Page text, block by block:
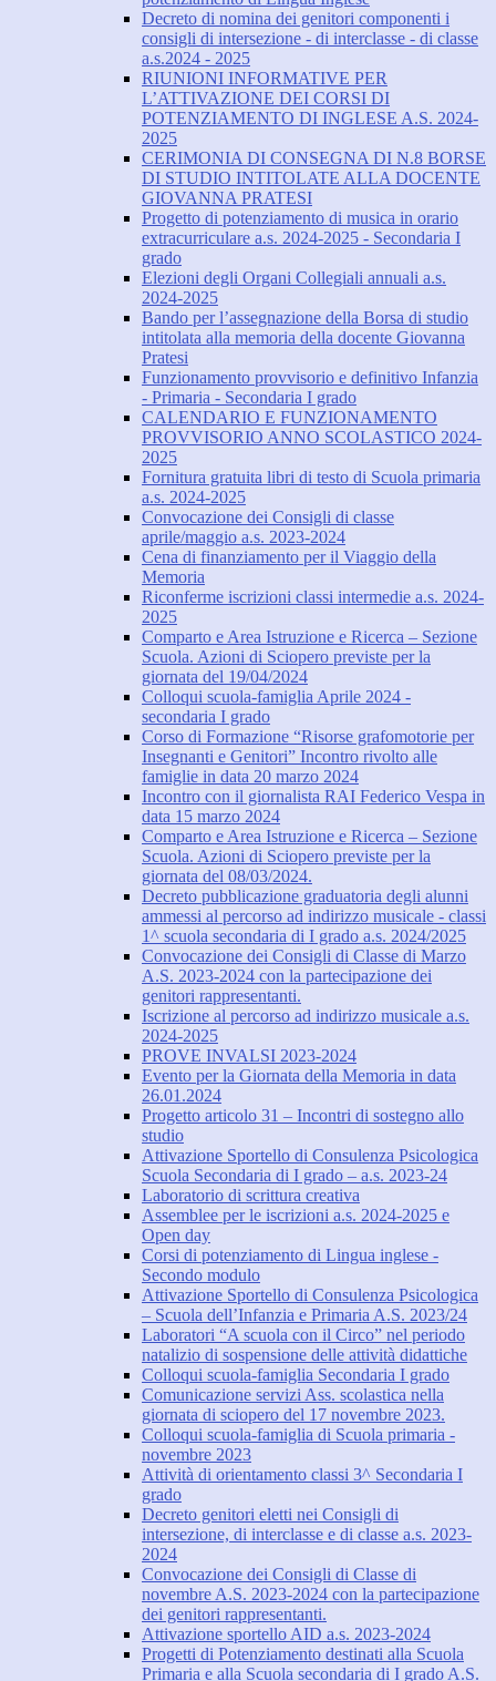
Decreto di nomina dei genitori componenti i
consigli di intersezione - di interclasse - di classe
a.s.2024 - 2025
RIUNIONI INFORMATIVE PER
L’ATTIVAZIONE DEI CORSI DI
POTENZIAMENTO DI INGLESE A.S. 2024-
2025
CERIMONIA DI CONSEGNA DI N.8 BORSE
DI STUDIO INTITOLATE ALLA DOCENTE
GIOVANNA PRATESI
Progetto di potenziamento di musica in orario
extracurriculare a.s. 2024-2025 - Secondaria I
grado
Elezioni degli Organi Collegiali annuali a.s.
2024-2025
Bando per l’assegnazione della Borsa di studio
intitolata alla memoria della docente Giovanna
Pratesi
Funzionamento provvisorio e definitivo Infanzia
- Primaria - Secondaria I grado
CALENDARIO E FUNZIONAMENTO
PROVVISORIO ANNO SCOLASTICO 2024-
2025
Fornitura gratuita libri di testo di Scuola primaria
a.s. 2024-2025
Convocazione dei Consigli di classe
aprile/maggio a.s. 2023-2024
Cena di finanziamento per il Viaggio della
Memoria
Riconferme iscrizioni classi intermedie a.s. 2024-
2025
Comparto e Area Istruzione e Ricerca – Sezione
Scuola. Azioni di Sciopero previste per la
giornata del 19/04/2024
Colloqui scuola-famiglia Aprile 2024 -
secondaria I grado
Corso di Formazione “Risorse grafomotorie per
Insegnanti e Genitori” Incontro rivolto alle
famiglie in data 20 marzo 2024
Incontro con il giornalista RAI Federico Vespa in
data 15 marzo 2024
Comparto e Area Istruzione e Ricerca – Sezione
Scuola. Azioni di Sciopero previste per la
giornata del 08/03/2024.
Decreto pubblicazione graduatoria degli alunni
ammessi al percorso ad indirizzo musicale - classi
1^ scuola secondaria di I grado a.s. 2024/2025
Convocazione dei Consigli di Classe di Marzo
A.S. 2023-2024 con la partecipazione dei
genitori rappresentanti.
Iscrizione al percorso ad indirizzo musicale a.s.
2024-2025
PROVE INVALSI 2023-2024
Evento per la Giornata della Memoria in data
26.01.2024
Progetto articolo 31 – Incontri di sostegno allo
studio
Attivazione Sportello di Consulenza Psicologica
Scuola Secondaria di I grado – a.s. 2023-24
Laboratorio di scrittura creativa
Assemblee per le iscrizioni a.s. 2024-2025 e
Open day
Corsi di potenziamento di Lingua inglese -
Secondo modulo
Attivazione Sportello di Consulenza Psicologica
– Scuola dell’Infanzia e Primaria A.S. 2023/24
Laboratori “A scuola con il Circo” nel periodo
natalizio di sospensione delle attività didattiche
Colloqui scuola-famiglia Secondaria I grado
Comunicazione servizi Ass. scolastica nella
giornata di sciopero del 17 novembre 2023.
Colloqui scuola-famiglia di Scuola primaria -
novembre 2023
Attività di orientamento classi 3^ Secondaria I
grado
Decreto genitori eletti nei Consigli di
intersezione, di interclasse e di classe a.s. 2023-
2024
Convocazione dei Consigli di Classe di
novembre A.S. 2023-2024 con la partecipazione
dei genitori rappresentanti.
Attivazione sportello AID a.s. 2023-2024
Progetti di Potenziamento destinati alla Scuola
Primaria e alla Scuola secondaria di I grado A.S.